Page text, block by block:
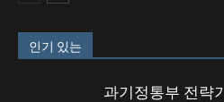
인기 있는
과기정통부 전략